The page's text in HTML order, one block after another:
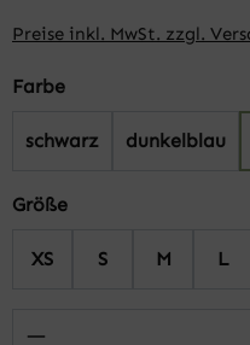
Preise inkl. MwSt. zzgl.
Farbeauswählen
schwarz dunkelblau
Größeauswählen
XS S M L
Produkt Anzahl: